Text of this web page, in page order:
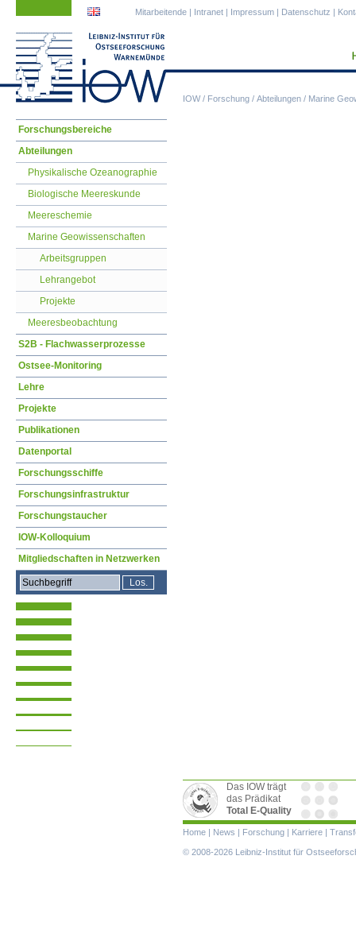
IOW/ Forschung / Abteilungen / Marine
Mitarbeitende | Intranet | Impressum | Datenschutz |
Navigation
überspringen
Forschungsbereiche
Abteilungen
Physikalische Ozeanographie
Biologische Meereskunde
Meereschemie
Marine Geowissenschaften
Arbeitsgruppen
Lehrangebot
Projekte
Meeresbeobachtung
S2B - Flachwasserprozesse
Ostsee-Monitoring
Lehre
Projekte
Publikationen
Datenportal
Forschungsschiffe
Forschungsinfrastruktur
Forschungstaucher
IOW-Kolloquium
Mitgliedschaften in Netzwerken
Das IOW trägt
das Prädikat
Total E-Quality
Navigation
überspringen
Home | News | Forschung | Karriere |
© 2008-2026 Leibniz-Institut für